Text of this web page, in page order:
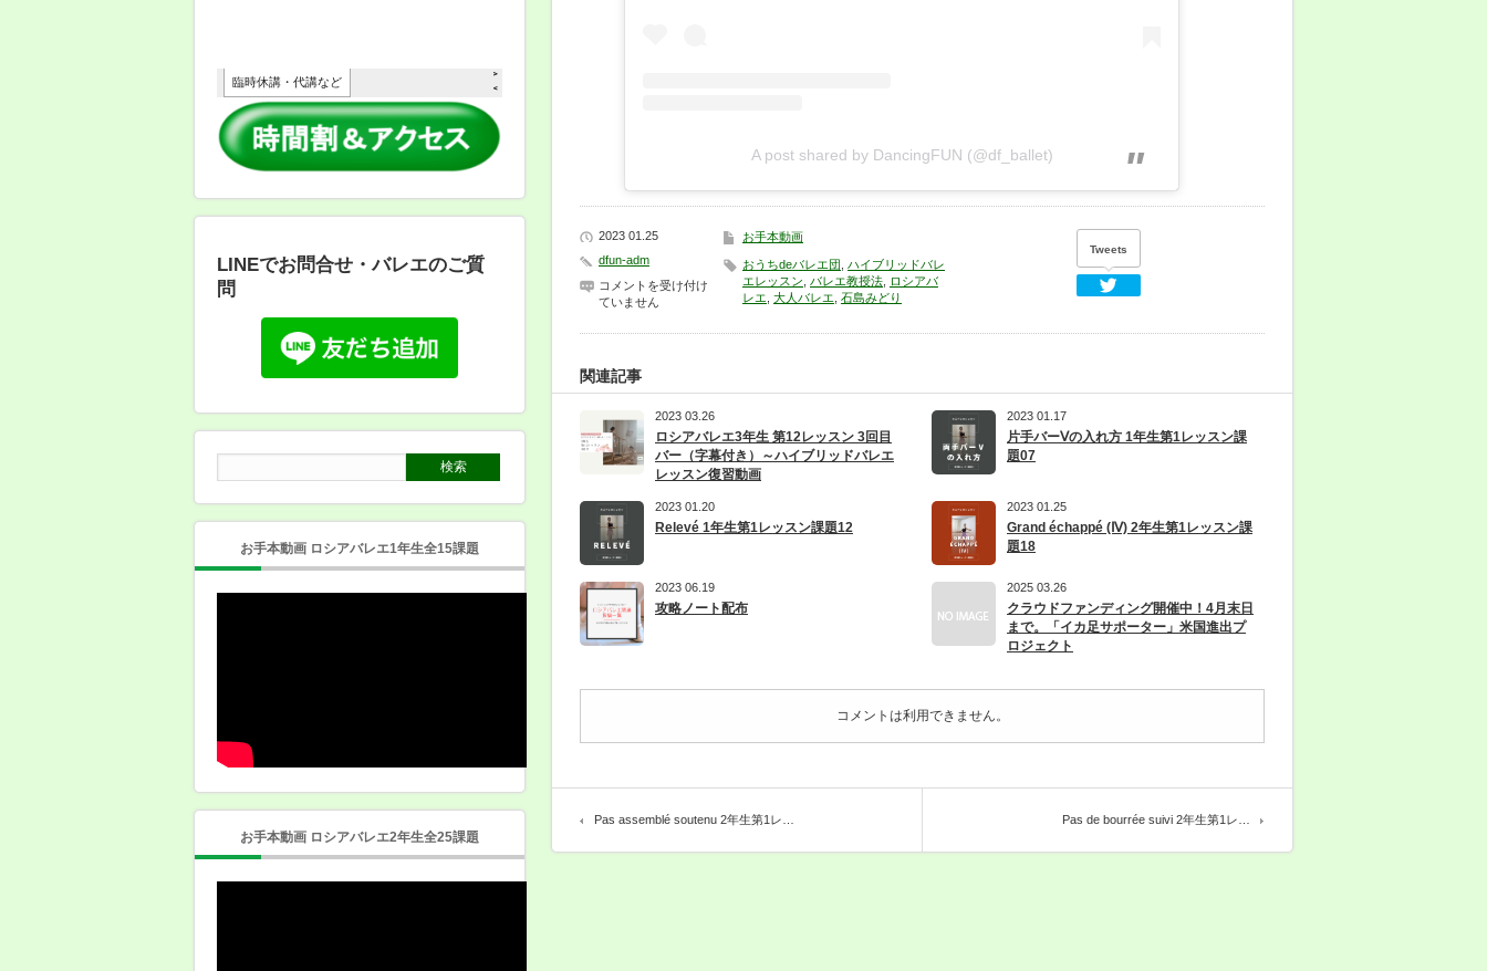
A post shared by DancingFUN (@df_ballet)
2023 01.25
dfun-adm
Pas
de
bourrée
2
生
第
ッ
ス
ン
24
は
コメントを受け付け
ていません
お手本動画
おうちdeバレエ団
ハイブリッドバレ
エレッスン バレエ教授法
ロシアバ
レエ 大人バレエ 石島みどり
Tweets
関連記事
2023 03.26
ロシアバレエ3年生 第12レッスン 3回目
バー（字幕付き）～ハイブリッドバレエ
レッスン復習動画
2023 01.17
片手バーⅤの入れ方 1年生第1レッスン課
題07
2023 01.20
Relevé 1年生第1レッスン課題12
2023 01.25
Grand échappé (Ⅳ) 2年生第1レッスン課
題18
2023 06.19
攻略ノート配布
2025 03.26
クラウドファンディング開催中！4月末日
まで。「イカ足サポーター」米国進出プ
ロジェクト
コメントは利用できません。
Pas assemblé soutenu 2年生第1レ… Pas de bourrée suivi 2年生第1レ…
LINEでお問合せ・バレエのご質
問
お手本動画 ロシアバレエ1年生全15課題
お手本動画 ロシアバレエ2年生全25課題